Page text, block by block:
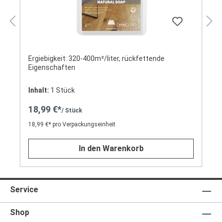
Ergiebigkeit: 320-400m²/liter, rückfettende
Eigenschaften
Inhalt: 1 Stück
18,99 €*/ Stück
18,99 €* pro Verpackungseinheit
In den Warenkorb
Service
Shop